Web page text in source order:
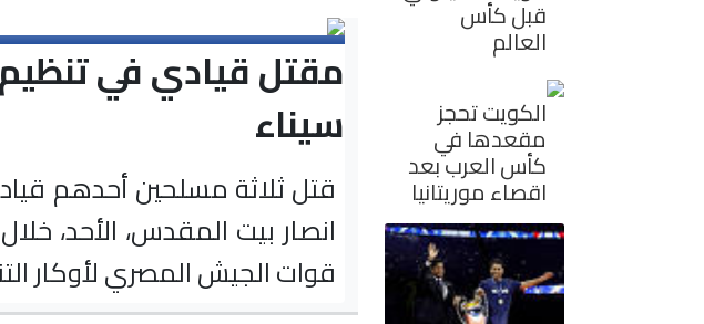
قبل كأس
العالم
الكويت تحجز
مقعدها في
كأس العرب بعد
اقصاء موريتانيا
مقتل قيادي في
سيناء
قتل ثلاثة مسلحين أحدهم
انصار بيت المقدس، الأحد،
قوات الجيش المصري لأوكار